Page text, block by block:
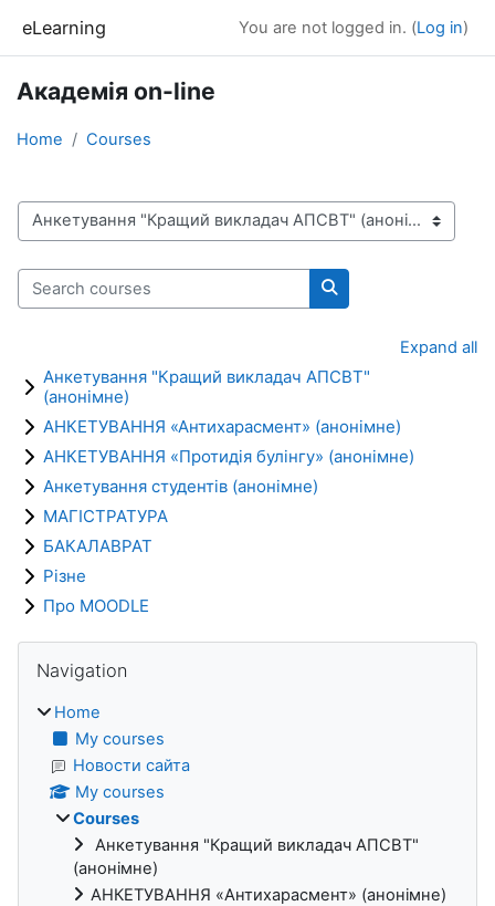
eLearning You are not logged in. (Log in)
Академія on-line
Home Courses
Course categories
Search courses
Search courses
Expand all
Анкетування "Кращий викладач АПСВТ"
(анонімне)
АНКЕТУВАННЯ «Антихарасмент» (анонімне)
АНКЕТУВАННЯ «Протидія булінгу» (анонімне)
Анкетування студентів (анонімне)
МАГІСТРАТУРА
БАКАЛАВРАТ
Різне
Про MOODLE
Blocks
Navigation
Home
My courses
Новости сайта
My courses
Courses
Анкетування "Кращий викладач АПСВТ"
(анонімне)
АНКЕТУВАННЯ «Антихарасмент» (анонімне)